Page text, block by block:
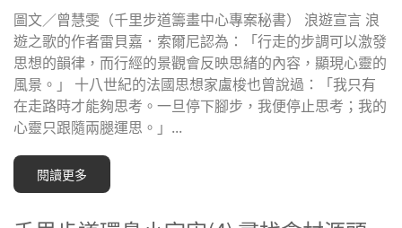
圖文／曾慧雯（千里步道籌畫中心專案秘書） 浪遊宣言 浪
遊之歌的作者雷貝嘉．索爾尼認為：「行走的步調可以激發
思想的韻律，而行經的景觀會反映思緒的內容，顯現心靈的
風景。」 十八世紀的法國思想家盧梭也曾說過：「我只有
在走路時才能夠思考。一旦停下腳步，我便停止思考；我的
心靈只跟隨兩腿運思。」...
閱讀更多